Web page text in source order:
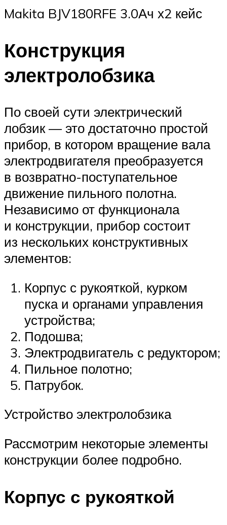
Makita BJV180RFE 3.0Ач х2 кейс
Конструкция
электролобзика
По своей сути электрический
лобзик — это достаточно простой
прибор, в котором вращение вала
электродвигателя преобразуется
в возвратно-поступательное
движение пильного полотна.
Независимо от функционала
и конструкции, прибор состоит
из нескольких конструктивных
элементов:
Корпус с рукояткой, курком
пуска и органами управления
устройства;
Подошва;
Электродвигатель с редуктором;
Пильное полотно;
Патрубок.
Устройство электролобзика
Рассмотрим некоторые элементы
конструкции более подробно.
Корпус с рукояткой